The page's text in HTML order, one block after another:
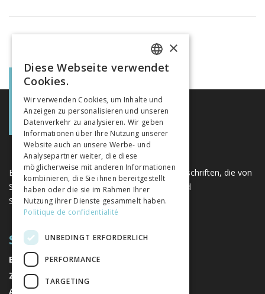
Eine einzigartige Plattform für Bücher und Zeitschriften, die von
Schweizer Verlagen im Bereich der Geistes- und
Sozialwissenschaften herausgegeben werden.
SITEMAP
BÜCHER
ZEITSCHRIFTEN
AUTOREN
FRENCH
ITALIAN
×
Diese Webseite verwendet
Cookies.
Wir verwenden Cookies, um Inhalte und
Anzeigen zu personalisieren und unseren
Datenverkehr zu analysieren. Wir geben
Informationen über Ihre Nutzung unserer
Website auch an unsere Werbe- und
Analysepartner weiter, die diese
möglicherweise mit anderen Informationen
kombinieren, die Sie ihnen bereitgestellt
haben oder die sie im Rahmen Ihrer
Nutzung ihrer Dienste gesammelt haben.
Politique de confidentialité
UNBEDINGT ERFORDERLICH
PERFORMANCE
TARGETING